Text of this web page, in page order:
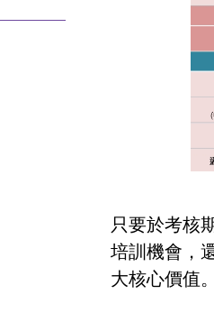
只要於考核
培訓機會，
大核心價值